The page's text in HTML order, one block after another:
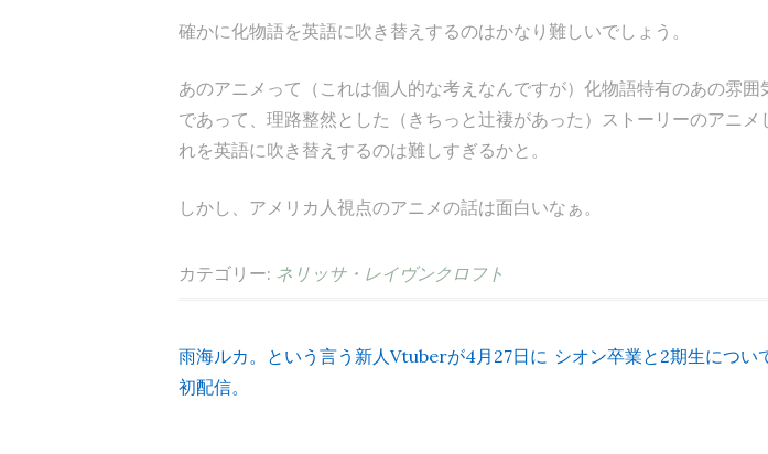
確かに化物語を英語に吹き替えするのはかなり難しいでしょう。
あのアニメって（これは個人的な考えなんですが）化物語特有のあの雰囲
であって、理路整然とした（きちっと辻褄があった）ストーリーのアニメ
れを英語に吹き替えするのは難しすぎるかと。
しかし、アメリカ人視点のアニメの話は面白いなぁ。
カテゴリー: ネリッサ・レイヴンクロフト
投
雨海ルカ。という言う新人Vtuberが4月27日に
初配信。
シオン卒業と2期生につい